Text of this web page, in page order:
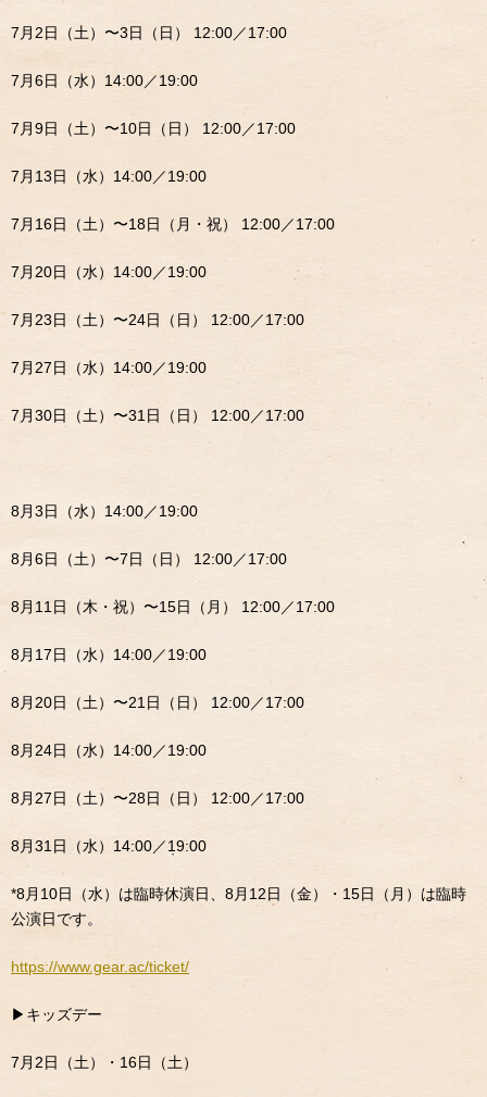
7月2日（土）〜3日（日） 12:00／17:00
7月6日（水）14:00／19:00
7月9日（土）〜10日（日） 12:00／17:00
7月13日（水）14:00／19:00
7月16日（土）〜18日（月・祝） 12:00／17:00
7月20日（水）14:00／19:00
7月23日（土）〜24日（日） 12:00／17:00
7月27日（水）14:00／19:00
7月30日（土）〜31日（日） 12:00／17:00
8月3日（水）14:00／19:00
8月6日（土）〜7日（日） 12:00／17:00
8月11日（木・祝）〜15日（月） 12:00／17:00
8月17日（水）14:00／19:00
8月20日（土）〜21日（日） 12:00／17:00
8月24日（水）14:00／19:00
8月27日（土）〜28日（日） 12:00／17:00
8月31日（水）14:00／19:00
*8月10日（水）は臨時休演日、8月12日（金）・15日（月）は臨時
公演日です。
https://www.gear.ac/ticket/
▶︎キッズデー
7月2日（土）・16日（土）